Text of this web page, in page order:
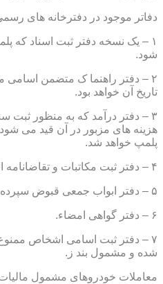
دفاتر موجود در دفترخانه های
۱ – یک نسخه دفتر ثبت اسناد که
شود.
۲ – دفتر راهنما ک متضمن اسامی
تاریخ آن خواهد بود.
۳ – دفتر درآمد که به منظور
هزینه های مزبور در آن قید می
پلمپ خواهد شد.
۴ – دفتر ثبت مکاتبات و تقاضانامه اجرایی و خلاصه معاملات.
۵ – دفتر ابواب جمعی قبوض سپرده و اوراق بهادار.
۶ – دفتر گواهی امضاء.
۷ – دفتر ثبت اسامی اشخاص
شده و مشمول بند ز.
معاملات خودروهای مشمول مالیات